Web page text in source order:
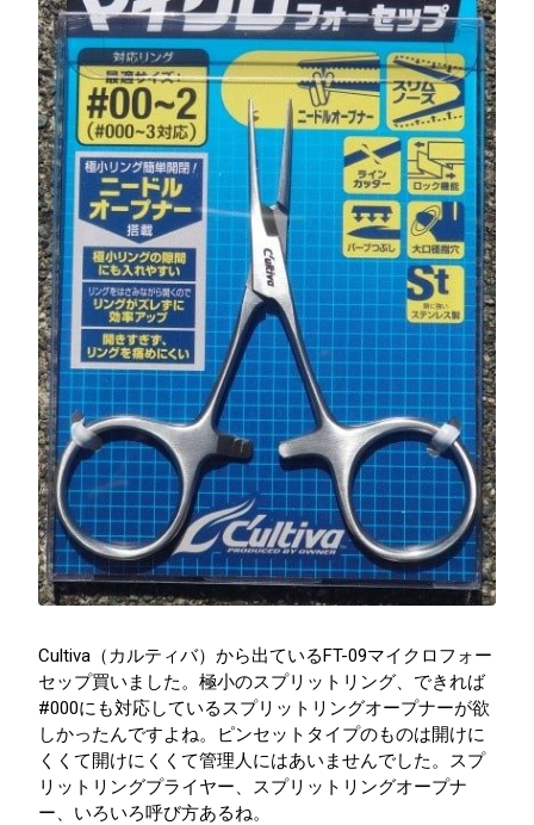
Cultiva（カルティバ）から出ているFT-09マイクロフォー
セップ買いました。極小のスプリットリング、できれば
#000にも対応しているスプリットリングオープナーが欲
しかったんですよね。ピンセットタイプのものは開けに
くくて開けにくくて管理人にはあいませんでした。スプ
リットリングプライヤー、スプリットリングオープナ
ー、いろいろ呼び方あるね。